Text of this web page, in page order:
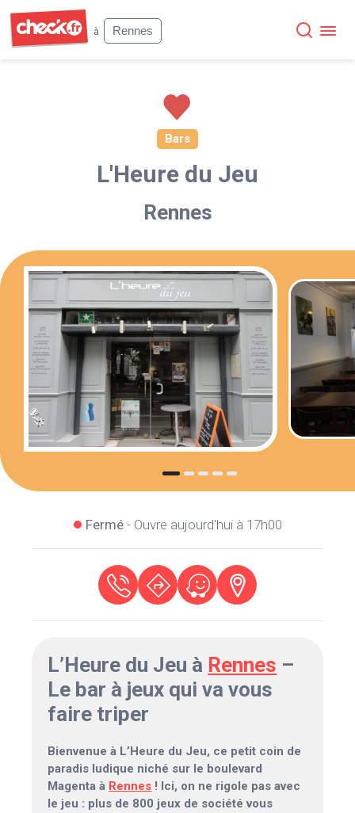
à
Rennes
Bars
L'Heure du Jeu
Rennes
Fermé- Ouvre aujourd'hui à 17h00
L’Heure du Jeu à Rennes –
Le bar à jeux qui va vous
faire triper
Bienvenue à L’Heure du Jeu, ce petit coin de
paradis ludique niché sur le boulevard
Magenta à Rennes ! Ici, on ne rigole pas avec
le jeu : plus de 800 jeux de société vous